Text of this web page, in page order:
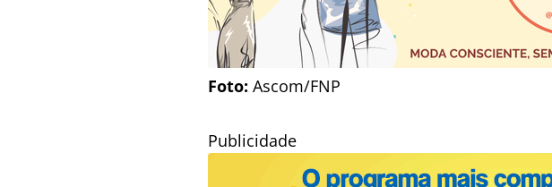
Foto: Ascom/FNP
Publicidade